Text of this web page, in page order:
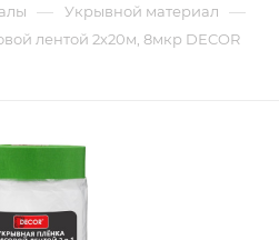
— Укрывной материал —
лентой 2х20м, 8мкр DЕCOR